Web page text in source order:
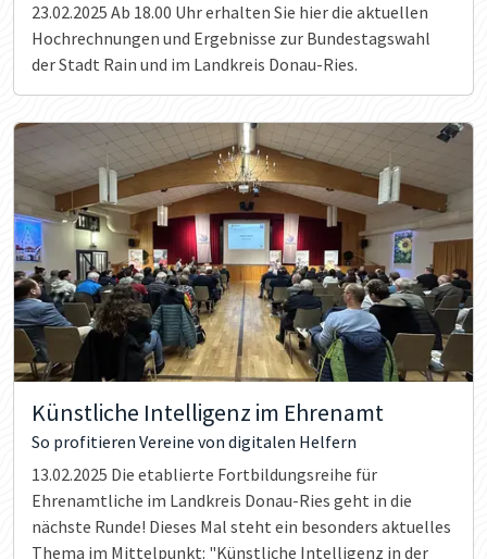
23.02.2025 Ab 18.00 Uhr erhalten Sie hier die aktuellen
Hochrechnungen und Ergebnisse zur Bundestagswahl
der Stadt Rain und im Landkreis Donau-Ries.
Künstliche Intelligenz im Ehrenamt
So profitieren Vereine von digitalen Helfern
13.02.2025 Die etablierte Fortbildungsreihe für
Ehrenamtliche im Landkreis Donau-Ries geht in die
nächste Runde! Dieses Mal steht ein besonders aktuelles
Thema im Mittelpunkt: "Künstliche Intelligenz in der